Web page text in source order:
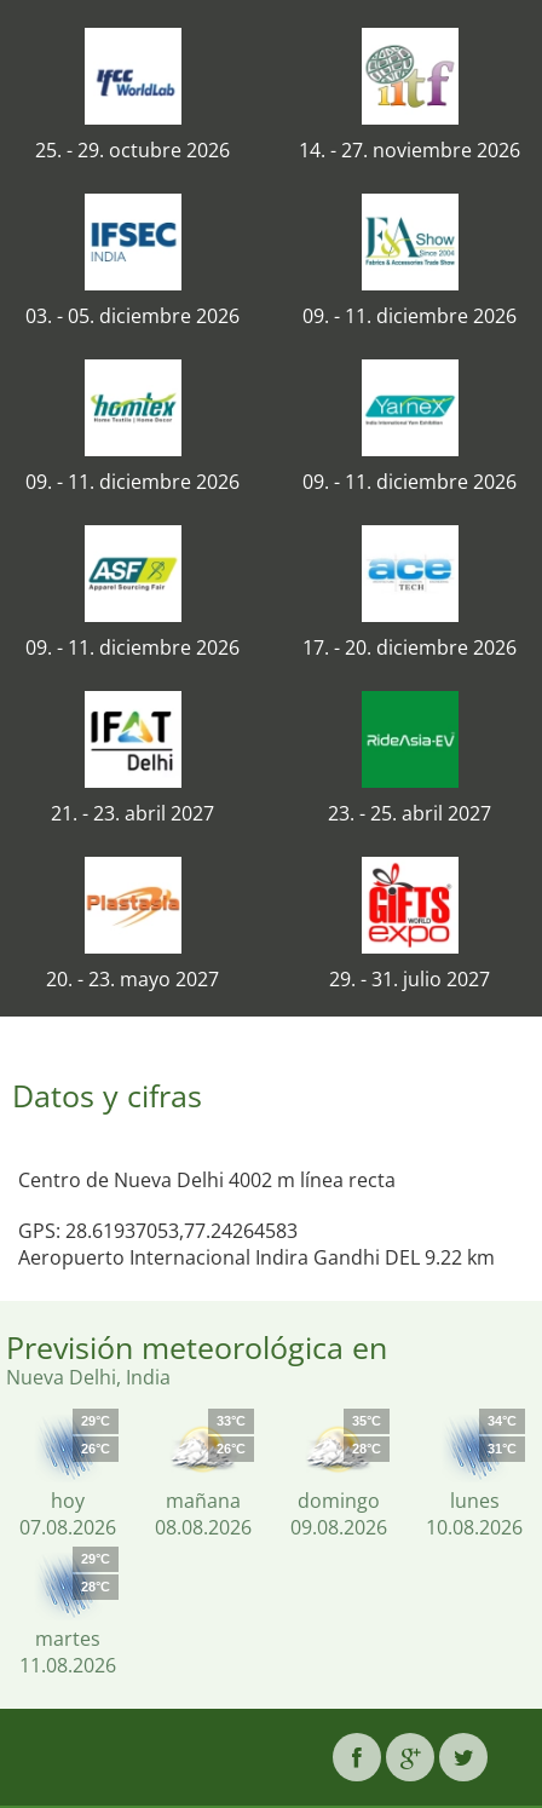
25. - 29. octubre 2026 14. - 27. noviembre 2026
03. - 05. diciembre 2026 09. - 11. diciembre 2026
09. - 11. diciembre 2026 09. - 11. diciembre 2026
09. - 11. diciembre 2026 17. - 20. diciembre 2026
21. - 23. abril 2027 23. - 25. abril 2027
20. - 23. mayo 2027 29. - 31. julio 2027
Datos y cifras
Centro de Nueva Delhi 4002 m línea recta
GPS: 28.61937053,77.24264583
Aeropuerto Internacional Indira Gandhi DEL 9.22 km
Previsión meteorológica en
Nueva Delhi, India
29°C
26°C
hoy
07.08.2026
33°C
26°C
mañana
08.08.2026
35°C
28°C
domingo
09.08.2026
34°C
31°C
lunes
10.08.2026
29°C
28°C
martes
11.08.2026